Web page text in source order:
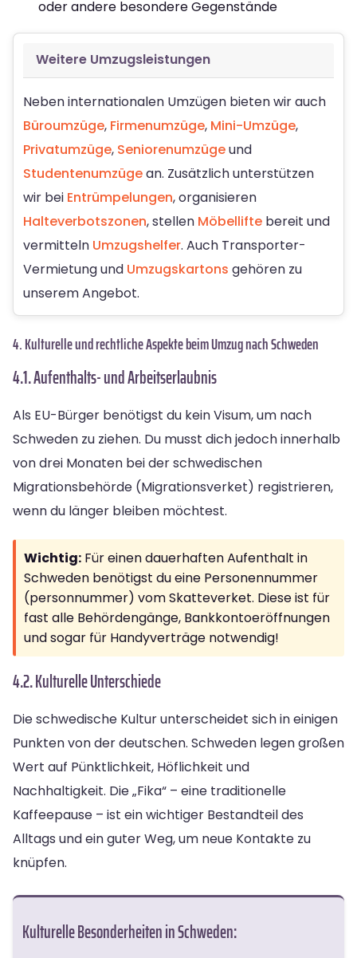
oder andere besondere Gegenstände
Weitere Umzugsleistungen
Neben internationalen Umzügen bieten wir auch
Büroumzüge, Firmenumzüge, Mini-Umzüge,
Privatumzüge, Seniorenumzügeund
Studentenumzügean. Zusätzlich unterstützen
wir bei Entrümpelungen, organisieren
Halteverbotszonen, stellen Möbellifte bereit und
vermitteln Umzugshelfer. Auch Transporter-
Vermietung und Umzugskartons gehören zu
unserem Angebot.
4. Kulturelle und rechtliche Aspekte beim Umzug nach Schweden
4.1. Aufenthalts- und Arbeitserlaubnis
Als EU-Bürger benötigst du kein Visum, um nach
Schweden zu ziehen. Du musst dich jedoch innerhalb
von drei Monaten bei der schwedischen
Migrationsbehörde (Migrationsverket) registrieren,
wenn du länger bleiben möchtest.
Wichtig: Für einen dauerhaften Aufenthalt in
Schweden benötigst du eine Personennummer
(personnummer) vom Skatteverket. Diese ist für
fast alle Behördengänge, Bankkontoeröffnungen
und sogar für Handyverträge notwendig!
4.2. Kulturelle Unterschiede
Die schwedische Kultur unterscheidet sich in einigen
Punkten von der deutschen. Schweden legen großen
Wert auf Pünktlichkeit, Höflichkeit und
Nachhaltigkeit. Die „Fika“ – eine traditionelle
Kaffeepause – ist ein wichtiger Bestandteil des
Alltags und ein guter Weg, um neue Kontakte zu
knüpfen.
Kulturelle Besonderheiten in Schweden: